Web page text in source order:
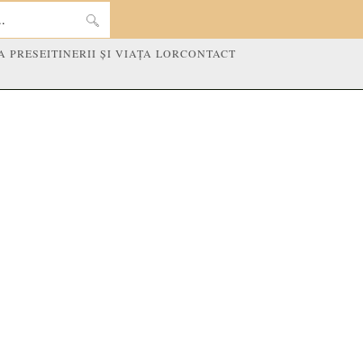
PRESEITINERII ȘI VIAȚA LORCONTACT